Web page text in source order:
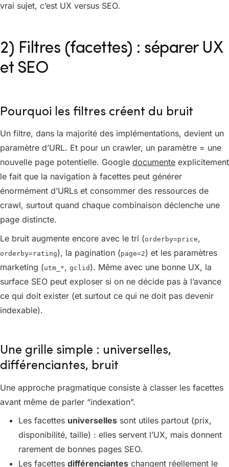
vrai sujet, c’est UX versus SEO.
2) Filtres (facettes) : séparer UX
et SEO
Pourquoi les filtres créent du bruit
Un filtre, dans la majorité des implémentations, devient un
paramètre d’URL. Et pour un crawler, un paramètre = une
nouvelle page potentielle. Google documente explicitement
le fait que la navigation à facettes peut générer
énormément d’URLs et consommer des ressources de
crawl, surtout quand chaque combinaison déclenche une
page distincte.
Le bruit augmente encore avec le tri (orderby=price,
orderby=rating), la pagination (page=2) et les paramètres
marketing (utm_*, gclid ). Même avec une bonne UX, la
surface SEO peut exploser si on ne décide pas à l’avance
ce qui doit exister (et surtout ce qui ne doit pas devenir
indexable).
Une grille simple : universelles,
différenciantes, bruit
Une approche pragmatique consiste à classer les facettes
avant même de parler “indexation”.
Les facettes universelles sont utiles partout (prix,
disponibilité, taille) : elles servent l’UX, mais donnent
rarement de bonnes pages SEO.
Les facettes différenciantes changent réellement le